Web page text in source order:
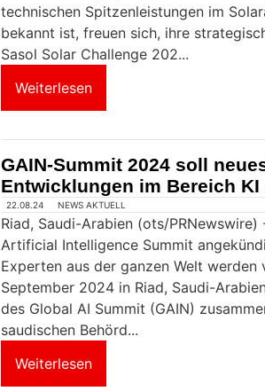
technischen Spitzenleistungen im
bekannt ist, freuen sich, ihre
Sasol Solar Challenge 202...
Weiterlesen
GAIN-Summit 2024 soll
Entwicklungen im Bereich
22.08.24 NEWS AKTUELL
Riad, Saudi-Arabien (ots/
Artificial Intelligence Summit
Experten aus der ganzen Welt werden
September 2024 in Riad, Saudi-
des Global AI Summit (GAIN)
saudischen Behörd...
Weiterlesen